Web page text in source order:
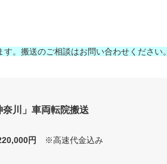
。搬送のご相談はお問い合わせください。
奈川」車両転院搬送
円 ※高速代金込み